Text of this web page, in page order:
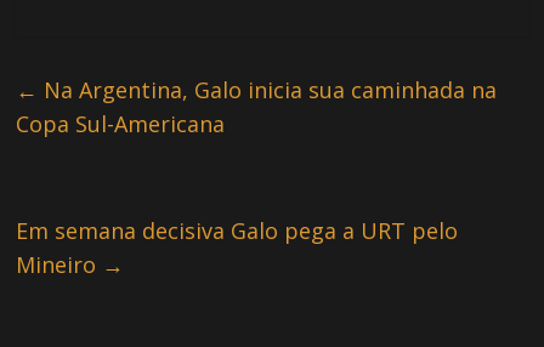
← Na Argentina, Galo inicia sua caminhada na
Copa Sul-Americana
Em semana decisiva Galo pega a URT pelo
Mineiro →